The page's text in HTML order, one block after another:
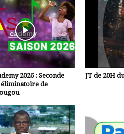
2026 : Seconde
éliminatoire de
JT de 20H